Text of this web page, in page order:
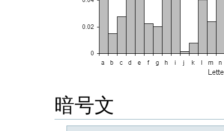
暗号文